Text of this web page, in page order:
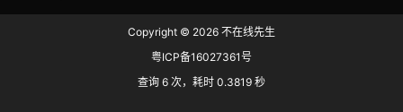
Copyright © 2026 不在线先生
粤ICP备16027361号
查询 6 次，耗时 0.3819 秒